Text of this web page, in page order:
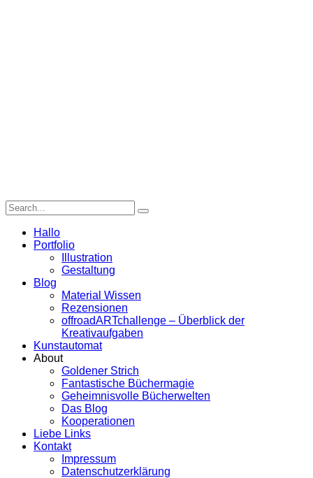
Hallo
Portfolio
Illustration
Gestaltung
Blog
Material Wissen
Rezensionen
offroadARTchallenge – Überblick der
Kreativaufgaben
Kunstautomat
About
Goldener Strich
Fantastische Büchermagie
Geheimnisvolle Bücherwelten
Das Blog
Kooperationen
Liebe Links
Kontakt
Impressum
Datenschutzerklärung